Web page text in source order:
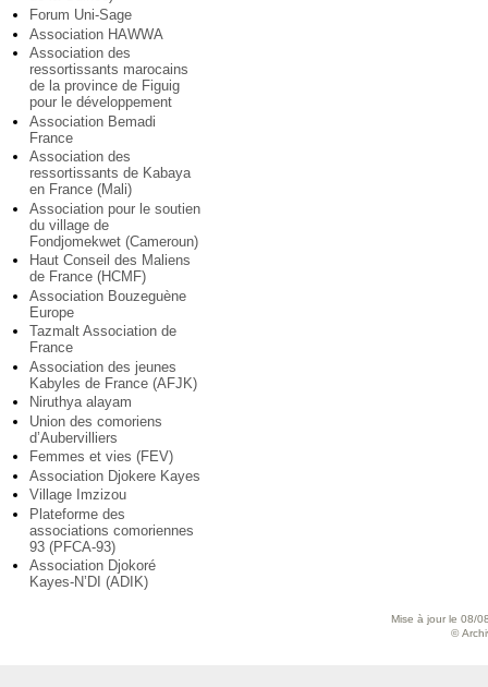
Forum Uni-Sage
Association HAWWA
Association des
ressortissants marocains
de la province de Figuig
pour le développement
Association Bemadi
France
Association des
ressortissants de Kabaya
en France (Mali)
Association pour le soutien
du village de
Fondjomekwet (Cameroun)
Haut Conseil des Maliens
de France (HCMF)
Association Bouzeguène
Europe
Tazmalt Association de
France
Association des jeunes
Kabyles de France (AFJK)
Niruthya alayam
Union des comoriens
d’Aubervilliers
Femmes et vies (FEV)
Association Djokere Kayes
Village Imzizou
Plateforme des
associations comoriennes
93 (PFCA-93)
Association Djokoré
Kayes-N’DI (ADIK)
Mise à jour le 08/
©